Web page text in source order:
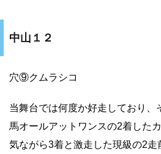
中山１２
穴⑨クムラシコ
当舞台では何度か好走しており、
馬オールアットワンスの2着した
気ながら3着と激走した現級の2